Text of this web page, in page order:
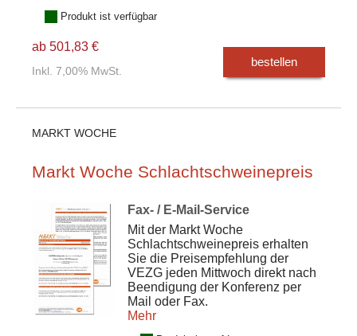
Produkt ist verfügbar
ab 501,83 €
Inkl. 7,00% MwSt.
bestellen
MARKT WOCHE
Markt Woche Schlachtschweinepreis
Fax- / E-Mail-Service
Mit der Markt Woche
Schlachtschweinepreis erhalten
Sie die Preisempfehlung der
VEZG jeden Mittwoch direkt nach
Beendigung der Konferenz per
Mail oder Fax.
Mehr